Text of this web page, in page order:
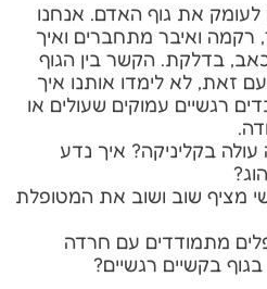
לעומק את גוף האדם. אנחנו
רקמה ואיבר מתחברים ואיך
בדלקת. הקשר בין הגוף
זאת, לא לימדו אותנו איך
רגשיים עמוקים שעולים או
בקליניקה? איך נדע
מציף שוב ושוב את המטופלת
מתמודדים עם חרדה
בגוף בקשיים רגשיים?